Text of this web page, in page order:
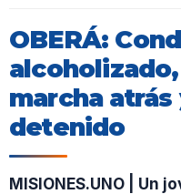
OBERÁ:
marcha
detenido
MISIONES.UNO | Un